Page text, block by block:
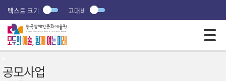
텍스트 크기 고대비
공모사업